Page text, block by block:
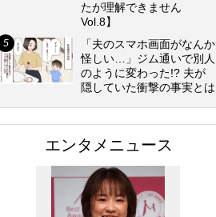
たが理解できません
Vol.8】
「夫のスマホ画面がなんか
怪しい…」ジム通いで別人
のように変わった!? 夫が
隠していた衝撃の事実とは
エンタメニュース